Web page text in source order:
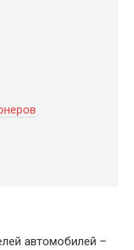
автомобилей –